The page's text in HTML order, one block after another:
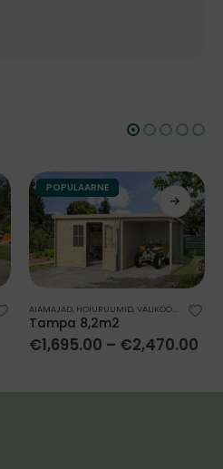
POPULAARNE
AIAMAJAD, HOIURUUMID, VÄLIKÖÖGID
Tampa 8,2m2
€1,695.00 – €2,470.00